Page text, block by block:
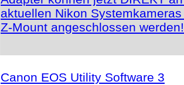
aktuellen Nikon
Z-Mount angeschlossen werden!
Canon EOS Utility Software 3